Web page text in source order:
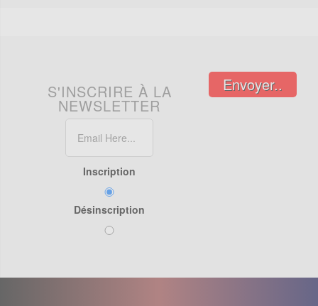
S'INSCRIRE À LA
NEWSLETTER
Inscription
Désinscription
Envoyer..